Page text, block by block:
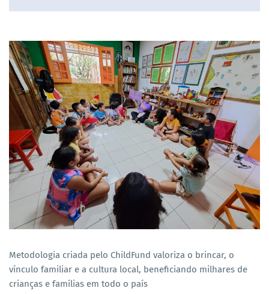
Metodologia criada pelo ChildFund valoriza o brincar, o
vínculo familiar e a cultura local, beneficiando milhares de
crianças e famílias em todo o país